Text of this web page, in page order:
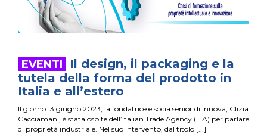
Il design, il packaging e la
tutela della forma del prodotto in
Italia e all’estero
Il giorno 13 giugno 2023, la fondatrice e socia senior di Innova, Clizia
Cacciamani, è stata ospite dell’Italian Trade Agency (ITA) per parlare
di proprietà industriale. Nel suo intervento, dal titolo